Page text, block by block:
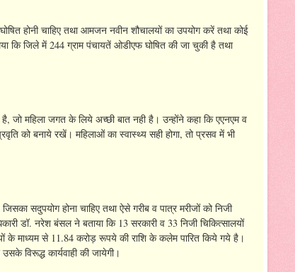
होनी चाहिए तथा आमजन नवीन शौचालयों का उपयोग करें तथा कोई
कि जिले में 244 ग्राम पंचायतें ओडीएफ घोषित की जा चुकी है तथा
जो महिला जगत के लिये अच्छी बात नही है। उन्होंने कहा कि एएनएम व
को बनाये रखें। महिलाओं का स्वास्थ्य सही होगा, तो प्रसव में भी
सदुपयोग होना चाहिए तथा ऐसे गरीब व पात्र मरीजों को निजी
डॉ. नरेश बंसल ने बताया कि 13 सरकारी व 33 निजी चिकित्सालयों
के माध्यम से 11.84 करोड़ रूपये की राशि के कलेम पारित किये गये है।
विरूद्ध कार्यवाही की जायेगी।